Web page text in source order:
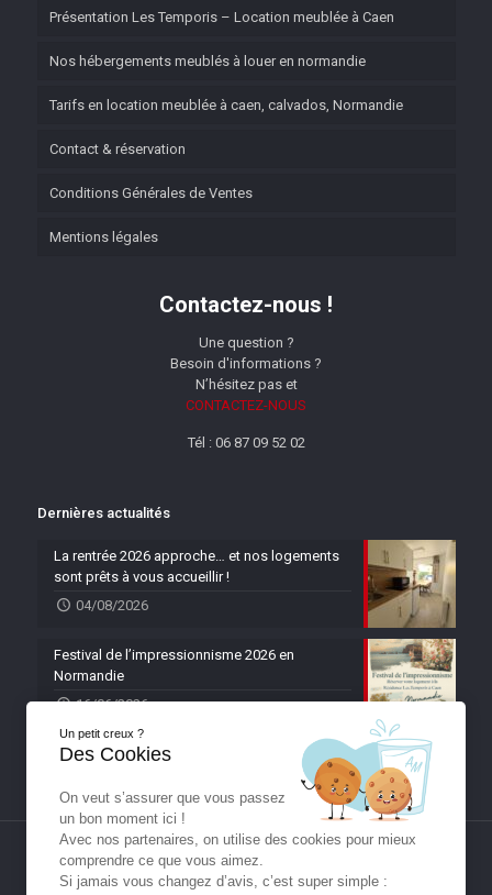
Présentation Les Temporis – Location meublée à Caen
Nos hébergements meublés à louer en normandie
Tarifs en location meublée à caen, calvados, Normandie
Contact & réservation
Conditions Générales de Ventes
Mentions légales
Contactez-nous !
Une question ?
Besoin d'informations ?
N’hésitez pas et
CONTACTEZ-NOUS
Tél : 06 87 09 52 02
Dernières actualités
La rentrée 2026 approche… et nos logements
sont prêts à vous accueillir !
04/08/2026
Festival de l’impressionnisme 2026 en
Normandie
16/06/2026
Un petit creux ?
Des Cookies
On veut s’assurer que vous passez
un bon moment ici !
Avec nos partenaires, on utilise des cookies pour mieux
comprendre ce que vous aimez.
Si jamais vous changez d’avis, c’est super simple :